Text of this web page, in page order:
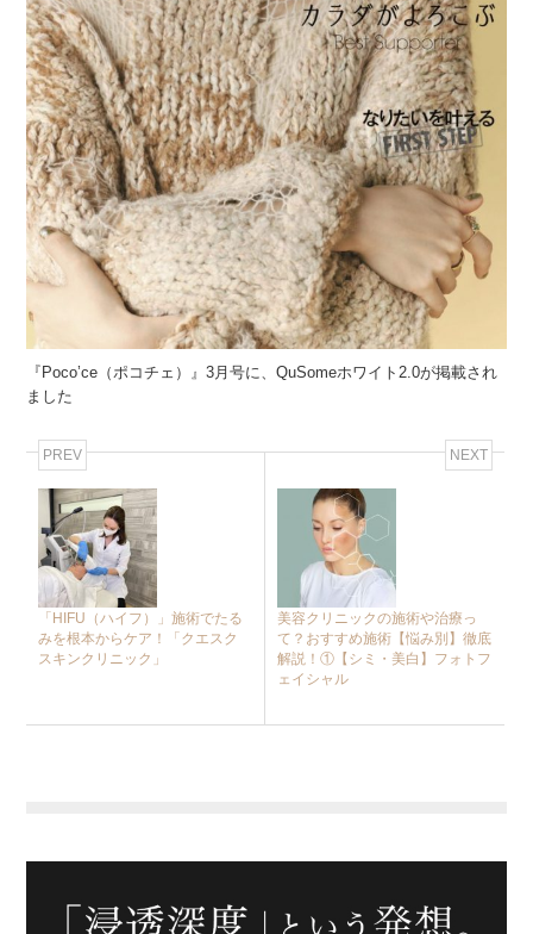
『Poco’ce（ポコチェ）』3月号に、QuSomeホワイト2.0が掲載され
ました
PREV
「HIFU（ハイフ）」施術でたる
みを根本からケア！「クエスク
スキンクリニック」
NEXT
美容クリニックの施術や治療っ
て？おすすめ施術【悩み別】徹底
解説！①【シミ・美白】フォトフ
ェイシャル